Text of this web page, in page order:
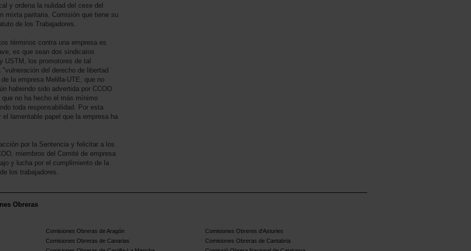
y ordena la nulidad del cese del
mixta paritaria. Comisión que tiene su
de los Trabajadores.
términos contra una empresa es
es que sean dos sindicatos
USTM, los promotores de tal
del derecho de libertad
la empresa Melilla-UTE, que no
habiendo sido advertida por CCOO
no ha hecho el más mínimo
toda responsabilidad. Por esta
lamentable papel que la empresa ha
por la Sentencia y felicitar a los
miembros del Comité de empresa
y lucha por el cumplimiento de la
los trabajadores.
Obreras
Comisiones Obreras de Aragón
Comisiones Obreres d'Asturies
Comisiones Obreras de Canarias
Comisiones Obreras de Cantabria